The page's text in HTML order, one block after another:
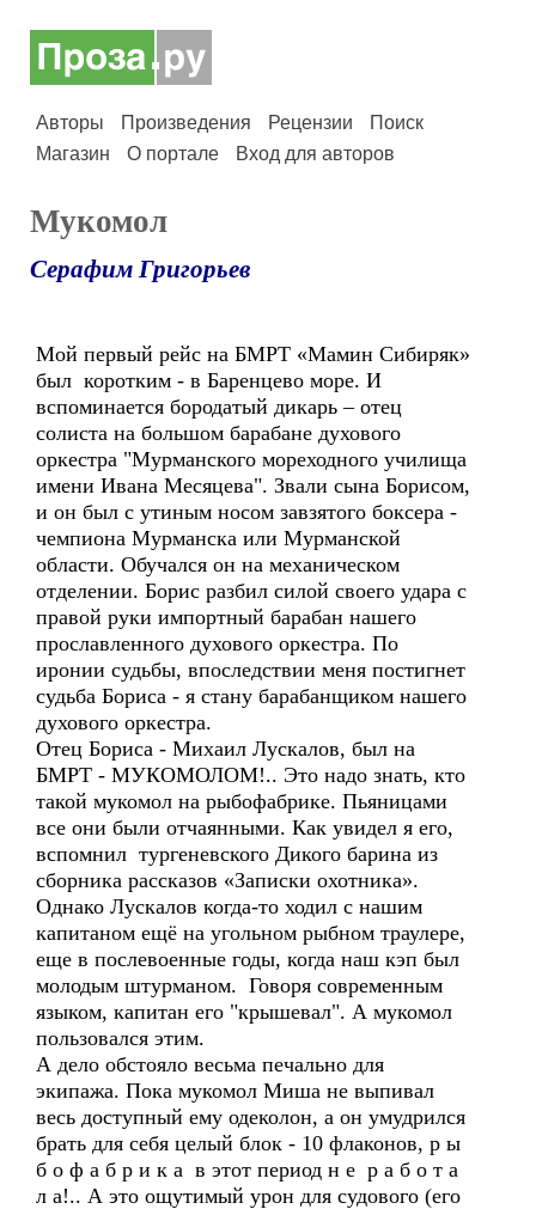
Авторы Произведения Рецензии
Поиск
Магазин
О портале Вход для авторов
Мукомол
Серафим Григорьев
Мой первый рейс на БМРТ «Мамин Сибиряк»
был коротким - в Баренцево море. И
вспоминается бородатый дикарь – отец
солиста на большом барабане духового
оркестра "Мурманского мореходного училища
имени Ивана Месяцева". Звали сына Борисом,
и он был с утиным носом завзятого боксера -
чемпиона Мурманска или Мурманской
области. Обучался он на механическом
отделении. Борис разбил силой своего удара с
правой руки импортный барабан нашего
прославленного духового оркестра. По
иронии судьбы, впоследствии меня постигнет
судьба Бориса - я стану барабанщиком нашего
духового оркестра.
Отец Бориса - Михаил Лускалов, был на
БМРТ - МУКОМОЛОМ!.. Это надо знать, кто
такой мукомол на рыбофабрике. Пьяницами
все они были отчаянными. Как увидел я его,
вспомнил тургеневского Дикого барина из
сборника рассказов «Записки охотника».
Однако Лускалов когда-то ходил с нашим
капитаном ещё на угольном рыбном траулере,
еще в послевоенные годы, когда наш кэп был
молодым штурманом. Говоря современным
языком, капитан его "крышевал". А мукомол
пользовался этим.
А дело обстояло весьма печально для
экипажа. Пока мукомол Миша не выпивал
весь доступный ему одеколон, а он умудрился
брать для себя целый блок - 10 флаконов, р ы
б о ф а б р и к а в этот период н е р а б о т а
л а!.. А это ощутимый урон для судового (его